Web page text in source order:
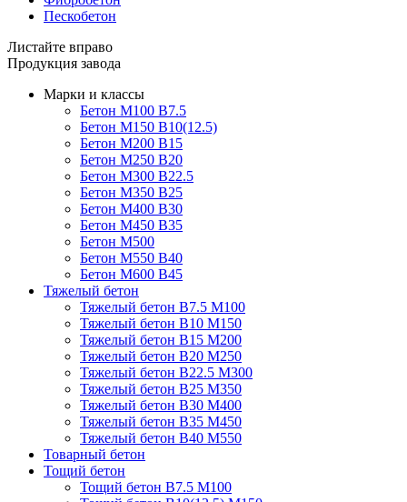
Пескобетон
Листайте вправо
Продукция завода
Марки и классы
Бетон М100 В7.5
Бетон М150 В10(12.5)
Бетон М200 В15
Бетон М250 В20
Бетон М300 В22.5
Бетон М350 В25
Бетон М400 В30
Бетон М450 В35
Бетон М500
Бетон М550 В40
Бетон М600 В45
Тяжелый бетон
Тяжелый бетон В7.5 М100
Тяжелый бетон В10 М150
Тяжелый бетон В15 М200
Тяжелый бетон В20 М250
Тяжелый бетон В22.5 М300
Тяжелый бетон В25 М350
Тяжелый бетон В30 М400
Тяжелый бетон В35 М450
Тяжелый бетон В40 М550
Товарный бетон
Тощий бетон
Тощий бетон В7.5 М100